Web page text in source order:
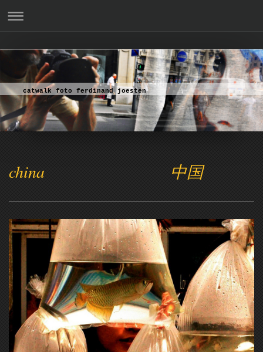
catwalk foto ferdinand joesten
china 中国